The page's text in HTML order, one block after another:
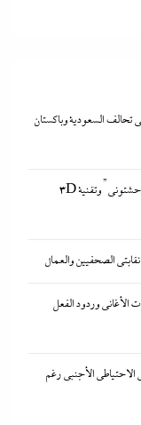
بـ”يالهوى
تحالف السعودية وباكستان
ألبوم صور: شيرين تشعل بورتو جولف العلمين بـ”يالهوى وحشتونى” وتقنية 3D
الصحفيين والعمال
وردود الفعل
الأجنبي رغم